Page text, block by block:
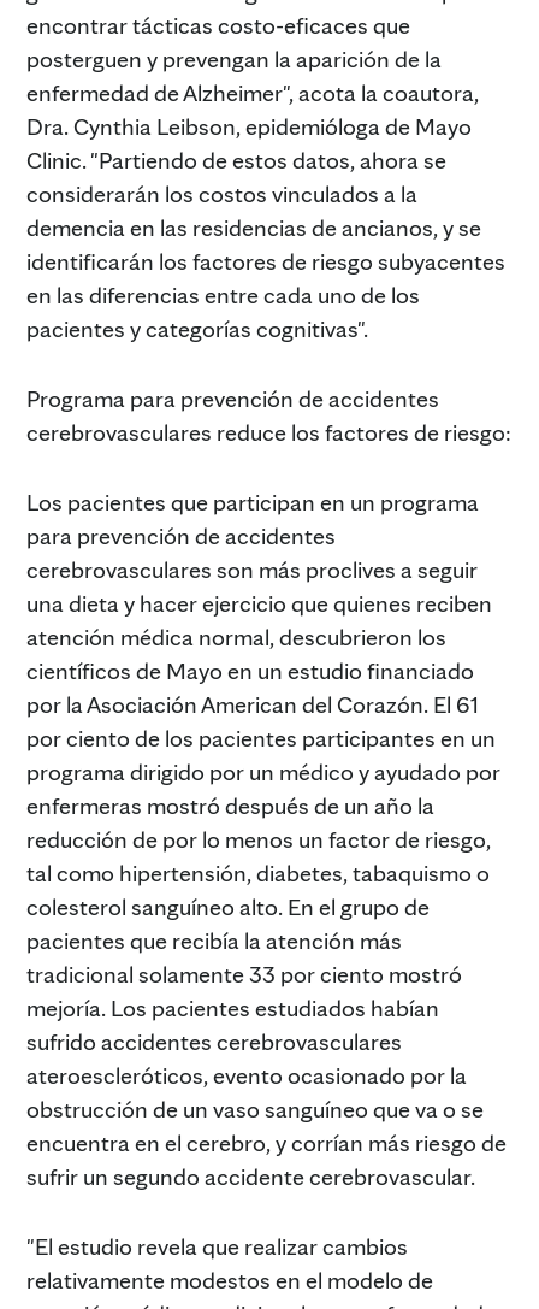
encontrar tácticas costo-eficaces que
posterguen y prevengan la aparición de la
enfermedad de Alzheimer", acota la coautora,
Dra. Cynthia Leibson, epidemióloga de Mayo
Clinic. "Partiendo de estos datos, ahora se
considerarán los costos vinculados a la
demencia en las residencias de ancianos, y se
identificarán los factores de riesgo subyacentes
en las diferencias entre cada uno de los
pacientes y categorías cognitivas".
Programa para prevención de accidentes
cerebrovasculares reduce los factores de riesgo:
Los pacientes que participan en un programa
para prevención de accidentes
cerebrovasculares son más proclives a seguir
una dieta y hacer ejercicio que quienes reciben
atención médica normal, descubrieron los
científicos de Mayo en un estudio financiado
por la Asociación American del Corazón. El 61
por ciento de los pacientes participantes en un
programa dirigido por un médico y ayudado por
enfermeras mostró después de un año la
reducción de por lo menos un factor de riesgo,
tal como hipertensión, diabetes, tabaquismo o
colesterol sanguíneo alto. En el grupo de
pacientes que recibía la atención más
tradicional solamente 33 por ciento mostró
mejoría. Los pacientes estudiados habían
sufrido accidentes cerebrovasculares
ateroescleróticos, evento ocasionado por la
obstrucción de un vaso sanguíneo que va o se
encuentra en el cerebro, y corrían más riesgo de
sufrir un segundo accidente cerebrovascular.
"El estudio revela que realizar cambios
relativamente modestos en el modelo de